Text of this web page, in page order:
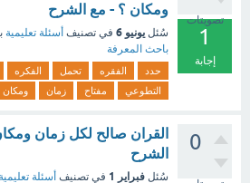
تصويتات
1
إجابة
ومكان ؟ - مع الشرح
سُئل يونيو 6 في تصنيف أسئلة تعليمية
باحث المعرفة
حدد الفقره تحمل الفكره
التطوعي
مفتاح زمان ومكان
0
القران صالح لكل زمان
الشرح
سُئل فبراير 1 في تصنيف أسئلة تعليمية